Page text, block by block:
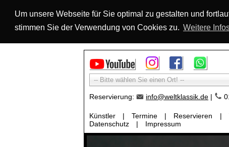
Um unsere Webseite für Sie optimal zu gestalten und
stimmen Sie der Verwendung von Cookies zu. Weitere
-- Bitte wählen Sie einen Ort! --
Reservierung: info@weltklassik.de |
Künstler | Termine | Reservieren |
Datenschutz
| Impressum